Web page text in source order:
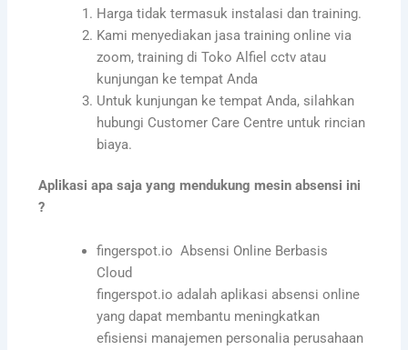
Harga tidak termasuk instalasi dan training.
Kami menyediakan jasa training online via
zoom, training di Toko Alfiel cctv atau
kunjungan ke tempat Anda
Untuk kunjungan ke tempat Anda, silahkan
hubungi Customer Care Centre untuk rincian
biaya.
Aplikasi apa saja yang mendukung mesin absensi ini
?
fingerspot.io Absensi Online Berbasis
Cloud
fingerspot.io adalah aplikasi absensi online
yang dapat membantu meningkatkan
efisiensi manajemen personalia perusahaan